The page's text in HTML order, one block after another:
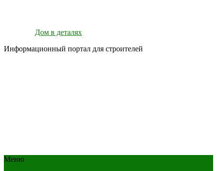
Дом в деталях
Информационный портал для строителей
Меню